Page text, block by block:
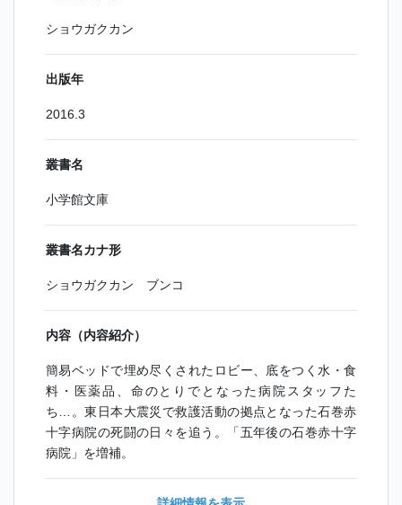
ショウガクカン
出版年
2016.3
叢書名
小学館文庫
叢書名カナ形
ショウガクカン ブンコ
内容（内容紹介）
簡易ベッドで埋め尽くされたロビー、底をつく水・食
料・医薬品、命のとりでとなった病院スタッフた
ち…。東日本大震災で救護活動の拠点となった石巻赤
十字病院の死闘の日々を追う。「五年後の石巻赤十字
病院」を増補。